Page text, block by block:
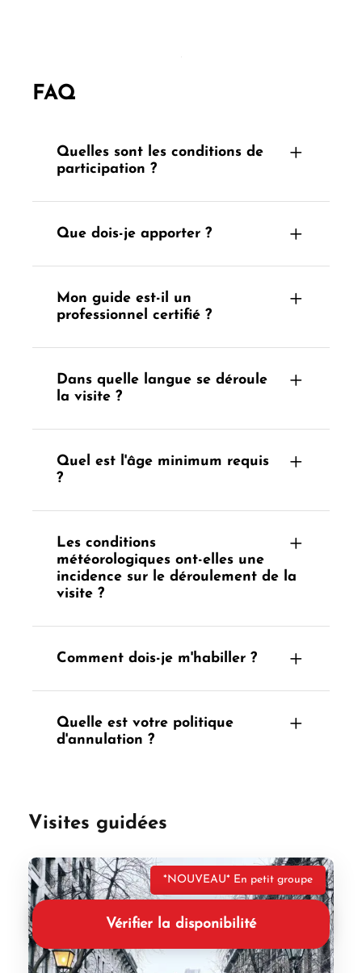
Vérifier la disponibilité
FAQ
Quelles sont les conditions de
participation ?
Que dois-je apporter ?
Mon guide est-il un
professionnel certifié ?
Dans quelle langue se déroule
la visite ?
Quel est l'âge minimum requis
?
Les conditions
météorologiques ont-elles une
incidence sur le déroulement de la
visite ?
Comment dois-je m'habiller ?
Quelle est votre politique
d'annulation ?
Visites guidées
*NOUVEAU* En petit groupe